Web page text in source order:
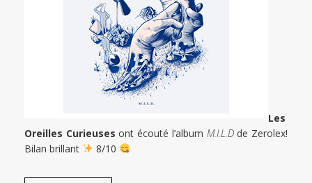
Les
Oreilles Curieuses ont écouté l’album M.I.L.Dde Zerolex!
Bilan brillant
8/10